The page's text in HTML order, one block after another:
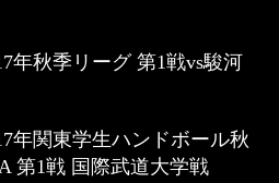
年秋季リーグ 第1戦vs駿河
年関東学生ハンドボール秋
第1戦 国際武道大学戦